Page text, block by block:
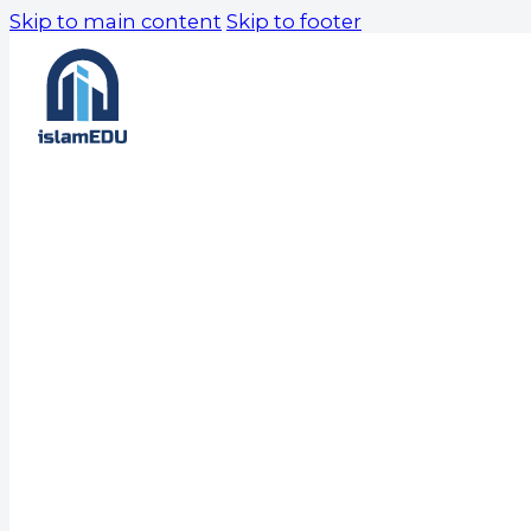
Skip to main content Skip to footer